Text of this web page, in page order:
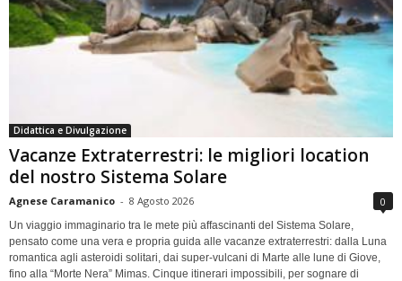
Didattica e Divulgazione
Vacanze Extraterrestri: le migliori location
del nostro Sistema Solare
Agnese Caramanico - 8 Agosto 2026 0
Un viaggio immaginario tra le mete più affascinanti del Sistema Solare,
pensato come una vera e propria guida alle vacanze extraterrestri: dalla Luna
romantica agli asteroidi solitari, dai super-vulcani di Marte alle lune di Giove,
fino alla “Morte Nera” Mimas. Cinque itinerari impossibili, per sognare di